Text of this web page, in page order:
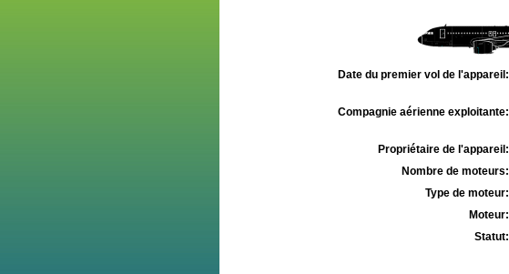
Date du premier vol de l'appareil:
Compagnie aérienne exploitante:
Propriétaire de l'appareil:
Nombre de moteurs:
Type de moteur:
Moteur:
Statut: